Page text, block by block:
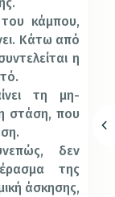
του κάμπου,
Κάτω από
η
τη μη-
στάση, που
δεν
της
άσκησης,